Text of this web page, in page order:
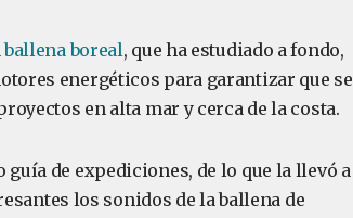
ballena boreal, que ha estudiado a fondo,
energéticos para garantizar que se
en alta mar y cerca de la costa.
de expediciones, de lo que la llevó a
los sonidos de la ballena de